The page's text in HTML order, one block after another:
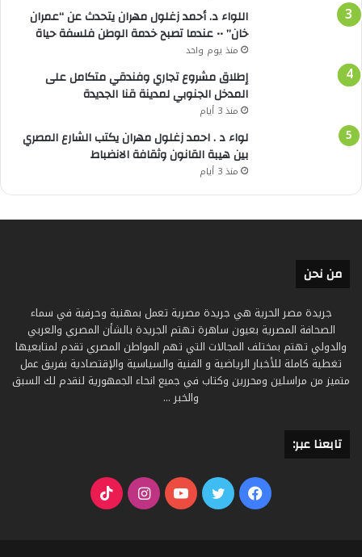
اللواء د. أحمد زغلول مهران يتحدث عن “عمران
خان” •• عندما تصبح خدمة الوطن فلسفة حياة
منذ يوم واحد
إطلاق مشروع تجاري وفندقي متكامل على
المدخل الجنوبي لمدينة قنا الجديدة
منذ 3 أيام
لواء د . احمد زغلول مهران يكتب الشارع المصري
بين هيبة القانون وثقافة الانضباط
منذ 3 أيام
من نحن
جريدة مصر الحرية هي جريدة مصرية تعمل بمهنية وحرفية في سماء
الصحافة المصرية بعيون ساهرة تهتم الجريدة بالشأن المصري والعربي
والدولي تهتم بمختلف المجالات التي تهم المواطن المصري تقدم لمتابعيها
تغطية كاملة للأخبار الرياضية و الفنية والسياسية والإقتصادية بفريق عمل
متميز من مراسلين ومحررين وكتاب في جميع انحاء الجمهورية لنقدم لك السبق
والخبر ...
تابعنا عبر:
فيسبوكتويتر يوتيوب انستقرام‫TikTok